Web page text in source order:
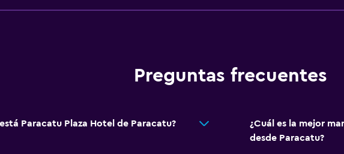
Estacionamiento privado
Aire libre
Preguntas frecuentes
Paracatu Plaza Hotel de Paracatu?
¿Cuál es la mejor
desde Paracatu?